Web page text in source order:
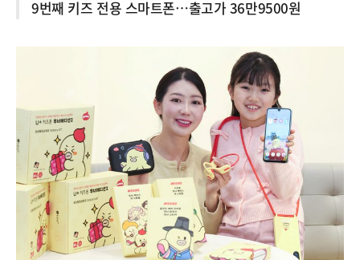
9번째 키즈 전용 스마트폰…출고가 36만9500원